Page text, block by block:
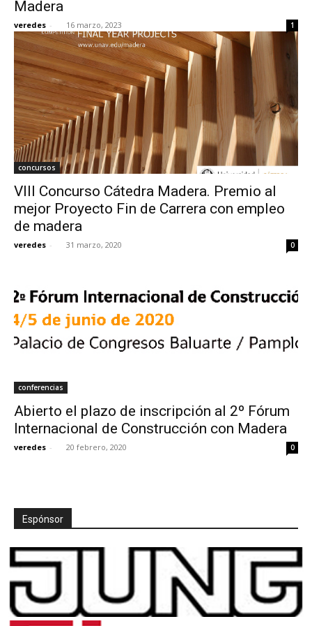
Madera
veredes - 16 marzo, 2023 1
concursos
VIII Concurso Cátedra Madera. Premio al
mejor Proyecto Fin de Carrera con empleo
de madera
veredes - 31 marzo, 2020 0
conferencias
Abierto el plazo de inscripción al 2º Fórum
Internacional de Construcción con Madera
veredes - 20 febrero, 2020 0
Espónsor